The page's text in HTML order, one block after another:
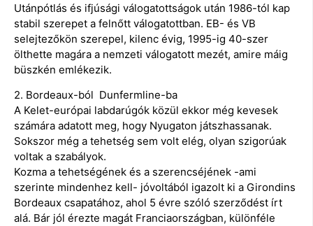
Utánpótlás és ifjúsági válogatottságok után 1986-tól kap
stabil szerepet a felnőtt válogatottban. EB- és VB
selejtezőkön szerepel, kilenc évig, 1995-ig 40-szer
ölthette magára a nemzeti válogatott mezét, amire máig
büszkén emlékezik.
2. Bordeaux-ból Dunfermline-ba
A Kelet-európai labdarúgók közül ekkor még kevesek
számára adatott meg, hogy Nyugaton játszhassanak.
Sokszor még a tehetség sem volt elég, olyan szigorúak
voltak a szabályok.
Kozma a tehetségének és a szerencséjének -ami
szerinte mindenhez kell- jóvoltából igazolt ki a Girondins
Bordeaux csapatához, ahol 5 évre szóló szerződést írt
alá. Bár jól érezte magát Franciaországban, különféle